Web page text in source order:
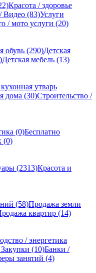
Красота / здоровье
Видео (83)Услуги
/ мото услуги (20)
обувь (290)Детская
Детская мебель (13)
утварь
дома (30)Строительство /
(0)Бесплатно
(0)
(2313)Красота и
(58)Продажа земли
квартир (14)
/ энергетика
(10)Банки /
занятий (4)